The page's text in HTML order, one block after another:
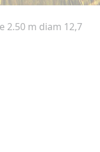
2.50 m diam 12,7